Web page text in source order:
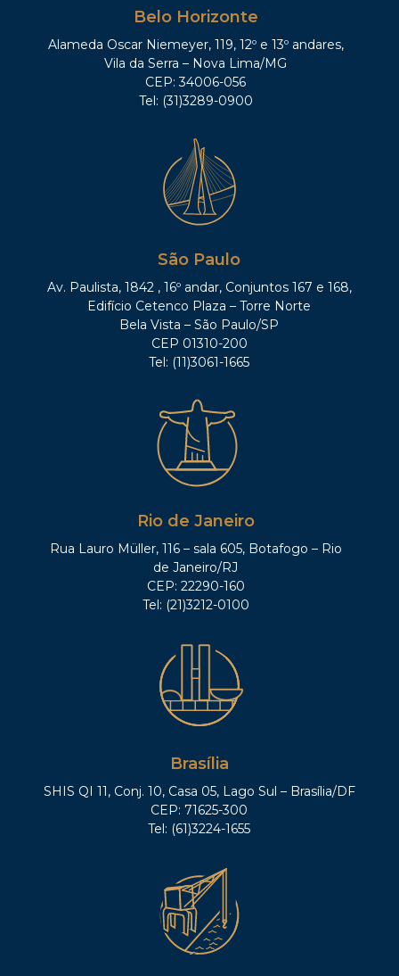
Belo Horizonte
Alameda Oscar Niemeyer, 119, 12º e 13º andares,
Vila da Serra – Nova Lima/MG
CEP: 34006-056
Tel: (31)3289-0900
São Paulo
Av. Paulista, 1842 , 16º andar, Conjuntos 167 e 168,
Edifício Cetenco Plaza – Torre Norte
Bela Vista – São Paulo/SP
CEP 01310-200
Tel: (11)3061-1665
Rio de Janeiro
Rua Lauro Müller, 116 – sala 605, Botafogo – Rio
de Janeiro/RJ
CEP: 22290-160
Tel: (21)3212-0100
Brasília
SHIS QI 11, Conj. 10, Casa 05, Lago Sul – Brasília/DF
CEP: 71625-300
Tel: (61)3224-1655